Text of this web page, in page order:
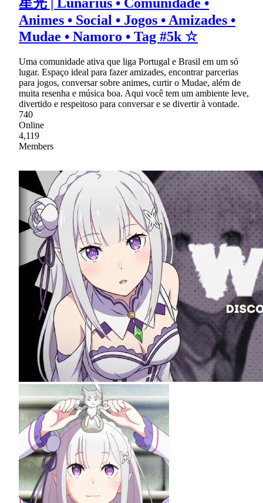
星光 | Lunarius • Comunidade •
Animes • Social • Jogos • Amizades •
Mudae • Namoro • Tag #5k ☆
Uma comunidade ativa que liga Portugal e Brasil em um só
lugar. Espaço ideal para fazer amizades, encontrar parcerias
para jogos, conversar sobre animes, curtir o Mudae, além de
muita resenha e música boa. Aqui você tem um ambiente leve,
divertido e respeitoso para conversar e se divertir à vontade.
740
Online
4,119
Members